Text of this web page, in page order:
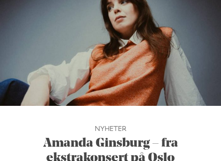
NYHETER
Amanda Ginsburg – fra
ekstrakonsert på Oslo